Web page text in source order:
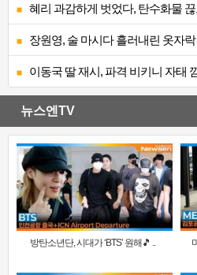
혜리 과감하게 벗었다, 탄수화물
장원영, 술 마시다 흘러내린 옷자
이동국 딸 재시, 파격 비키니 자태
뉴스엔TV
방탄소년단, 시대가 ‘BTS’ 원해🎵 ..